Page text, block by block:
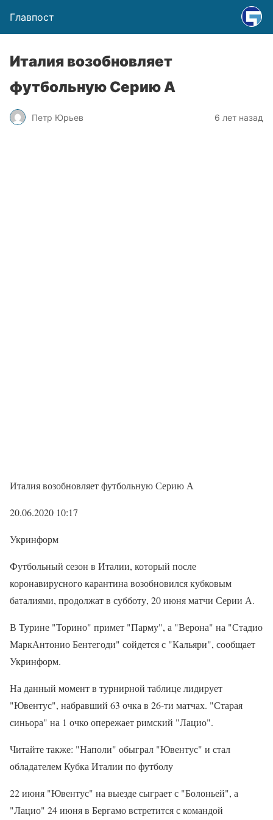
Главпост
Италия возобновляет
футбольную Серию А
Петр Юрьев 6 лет назад
Италия возобновляет футбольную Серию А
20.06.2020 10:17
Укринформ
Футбольный сезон в Италии, который после
коронавирусного карантина возобновился кубковым
баталиями, продолжат в субботу, 20 июня матчи Серии А.
В Турине "Торино" примет "Парму", а "Верона" на "Стадио
МаркАнтонио Бентегоди" сойдется с "Кальяри", сообщает
Укринформ.
На данный момент в турнирной таблице лидирует
"Ювентус", набравший 63 очка в 26-ти матчах. "Старая
синьора" на 1 очко опережает римский "Лацио".
Читайте также: "Наполи" обыграл "Ювентус" и стал
обладателем Кубка Италии по футболу
22 июня "Ювентус" на выезде сыграет с "Болоньей", а
"Лацио" 24 июня в Бергамо встретится с командой